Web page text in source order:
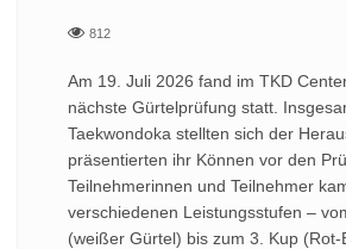
812
Am 19. Juli 2026 fand im TKD
nächste Gürtelprüfung statt.
Taekwondoka stellten sich der
präsentierten ihr Können vor den
Teilnehmerinnen und Teilnehmer
verschiedenen Leistungsstufen –
(weißer Gürtel) bis zum 3. Kup (Rot-